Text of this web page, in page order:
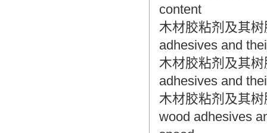
content
木材胶粘剂及其
adhesives and
木材胶粘剂及其
adhesives and
木材胶粘剂及其
wood adhesives